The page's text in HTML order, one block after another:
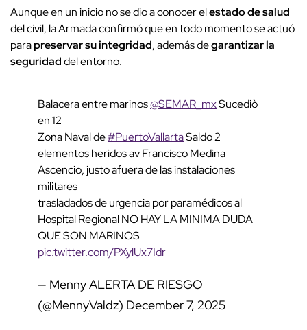
Aunque en un inicio no se dio a conocer elestado de salud
del civil, la Armada confirmó que en todo momento se actuó
parapreservar su integridad, además degarantizar la
seguridaddel entorno.
Balacera entre marinos@SEMAR_mxSucediò
en 12
Zona Naval de#PuertoVallartaSaldo 2
elementos heridos av Francisco Medina
Ascencio, justo afuera de las instalaciones
militares
trasladados de urgencia por paramédicos al
Hospital Regional NO HAY LA MINIMA DUDA
QUE SON MARINOS
pic.twitter.com/PXylUx7Idr
— Menny ALERTA DE RIESGO
(@MennyValdz) December 7, 2025